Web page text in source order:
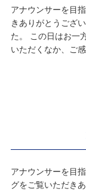
アナウンサーを目
きありがとうござ
た。 この日はお一
いただくなか、ご
アナウンサーを目
グをご覧いただき